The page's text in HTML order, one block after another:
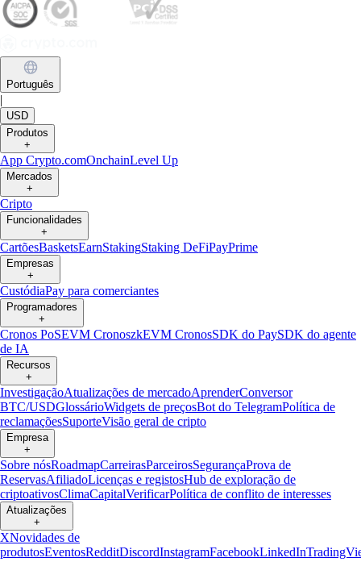
Português
|
USD
Produtos
+
App Crypto.comOnchainLevel Up
Mercados
+
Cripto
Funcionalidades
+
CartõesBasketsEarnStakingStaking DeFiPayPrime
Empresas
+
CustódiaPay para comerciantes
Programadores
+
Cronos PoSEVM CronoszkEVM CronosSDK do PaySDK do agente
de IA
Recursos
+
InvestigaçãoAtualizações de mercadoAprenderConversor
BTC/USDGlossárioWidgets de preçosBot do TelegramPolítica de
reclamaçõesSuporteVisão geral de cripto
Empresa
+
Sobre nósRoadmapCarreirasParceirosSegurançaProva de
ReservasAfiliadoLicenças e registosHub de exploração de
criptoativosClimaCapitalVerificarPolítica de conflito de interesses
Atualizações
+
XNovidades de
produtosEventosRedditDiscordInstagramFacebookLinkedIn